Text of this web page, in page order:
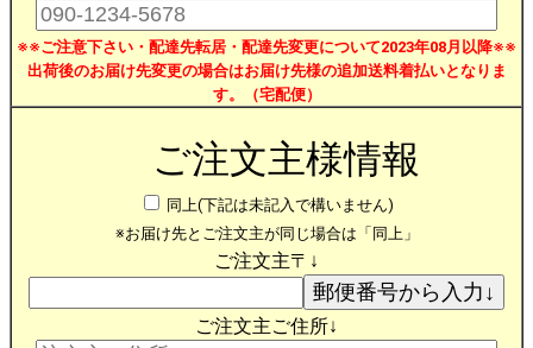
※※ご注意下さい・配達先転居・配達先変更について2023年08月以降※※
出荷後のお届け先変更の場合はお届け先様の追加送料着払いとなりま
す。（宅配便）
ご注文主様情報
同上(下記は未記入で構いません)
※お届け先とご注文主が同じ場合は「同上」
ご注文主〒↓
ご注文主ご住所↓